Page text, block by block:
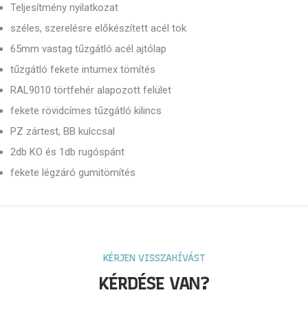
Teljesítmény nyilatkozat
széles, szerelésre előkészített acél tok
65mm vastag tűzgátló acél ajtólap
tűzgátló fekete intumex tömítés
RAL9010 törtfehér alapozott felület
fekete rövidcímes tűzgátló kilincs
PZ zártest, BB kulccsal
2db KO és 1db rugóspánt
fekete légzáró gumitömítés
KÉRJEN VISSZAHÍVÁST
KÉRDÉSE VAN?